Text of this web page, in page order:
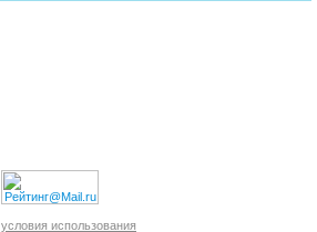
условия использования